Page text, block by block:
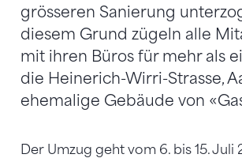
grösseren Sanierung
diesem Grund zügeln alle
mit ihren Büros für mehr als
die Heinerich-Wirri-Strasse,
ehemalige Gebäude von
Der Umzug geht vom 6. bis 15. Juli